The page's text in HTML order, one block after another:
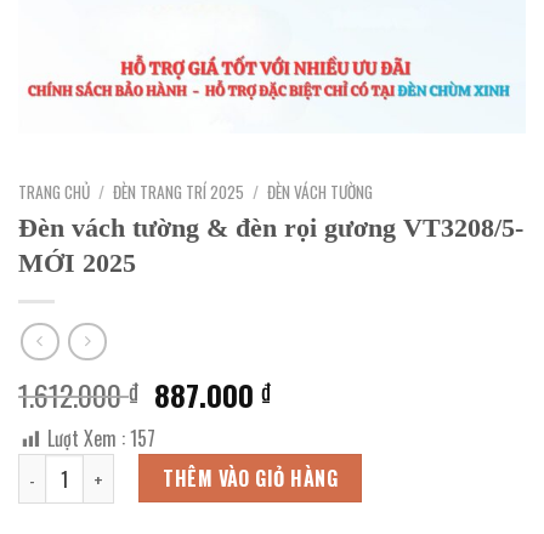
TRANG CHỦ / ĐÈN TRANG TRÍ 2025 / ĐÈN VÁCH TƯỜNG
Đèn vách tường & đèn rọi gương VT3208/5-
MỚI 2025
1.612.000₫ Giá
gốc
là:
1.612.000 ₫.
887.000₫Giá
tại
là:
887.000 ₫.
Lượt Xem :157
Đèn vách tường & đèn rọi gương VT3208/5-MỚI 2025 số lượng
THÊM VÀO GIỎ HÀNG